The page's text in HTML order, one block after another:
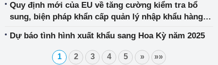
Quy định mới của EU về tăng cường kiểm tra bổ
sung, biện pháp khẩn cấp quản lý nhập khẩu hàng
Dự báo tình hình xuất khẩu sang Hoa Kỳ năm 2025
1 2 3 4 5 » »»